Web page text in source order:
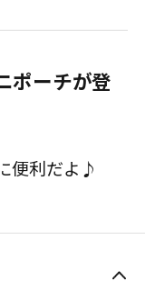
ポーチが登
便利だよ♪